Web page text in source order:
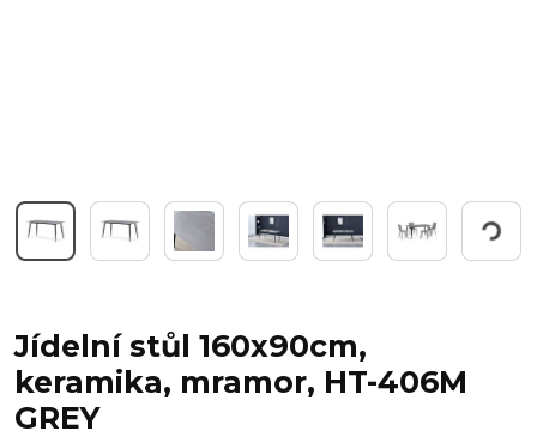
Pracuji...
Jídelní stůl 160x90cm,
keramika, mramor, HT-406M
GREY